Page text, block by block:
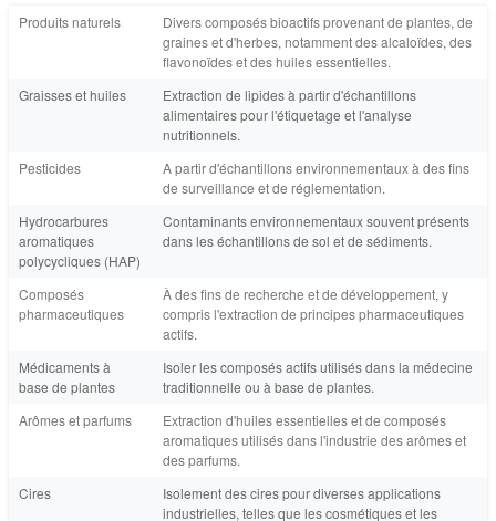
Produits naturels
Divers composés bioactifs provenant de plantes, de
graines et d'herbes, notamment des alcaloïdes, des
flavonoïdes et des huiles essentielles.
Graisses et huiles
Extraction de lipides à partir d'échantillons
alimentaires pour l'étiquetage et l'analyse
nutritionnels.
Pesticides
A partir d'échantillons environnementaux à des fins
de surveillance et de réglementation.
Hydrocarbures
aromatiques
polycycliques (HAP)
Contaminants environnementaux souvent présents
dans les échantillons de sol et de sédiments.
Composés
pharmaceutiques
À des fins de recherche et de développement, y
compris l'extraction de principes pharmaceutiques
actifs.
Médicaments à
base de plantes
Isoler les composés actifs utilisés dans la médecine
traditionnelle ou à base de plantes.
Arômes et parfums
Extraction d'huiles essentielles et de composés
aromatiques utilisés dans l'industrie des arômes et
des parfums.
Cires
Isolement des cires pour diverses applications
industrielles, telles que les cosmétiques et les